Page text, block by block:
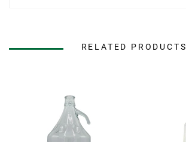
RELATED PRODUCTS